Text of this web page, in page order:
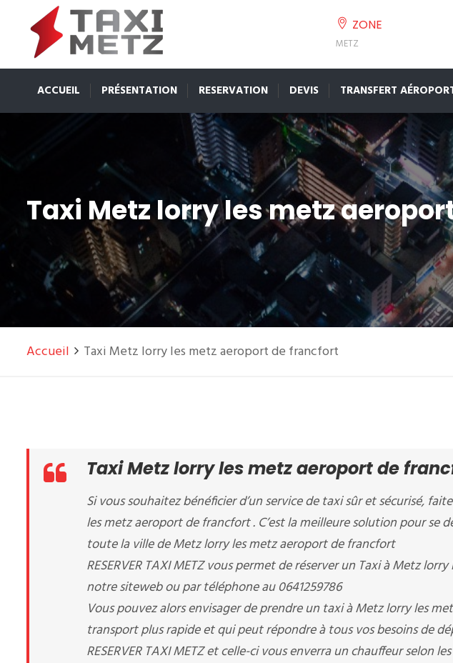
ZONE
METZ
ACCUEIL PRÉSENTATION RESERVATION DEVIS TRANSFERT
Taxi Metz lorry les metz
Accueil Taxi Metz lorry les metz aeroport de francfort
Taxi Metz lorry les metz aeroport de
Si vous souhaitez bénéficier d’un service de taxi sûr et sécurisé,
les metz aeroport de francfort . C’est la meilleure solution pour se
toute la ville de Metz lorry les metz aeroport de francfort
RESERVER TAXI METZ vous permet de réserver un Taxi à Metz
notre siteweb ou par téléphone au 0641259786
Vous pouvez alors envisager de prendre un taxi à Metz lorry les
transport plus rapide et qui peut répondre à tous vos besoins de
RESERVER TAXI METZ et celle-ci vous enverra un chauffeur selon